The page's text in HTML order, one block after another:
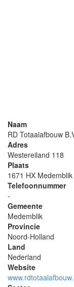
Naam
RD Totaalafbouw
Adres
Westereiland 118
Plaats
1671 HX Medemblik
Telefoonnummer
-
Gemeente
Medemblik
Provincie
Noord-Holland
Land
Nederland
Website